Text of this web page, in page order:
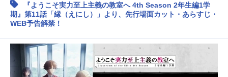
マンガ・ラノベ ゲーム・アプリ 音楽 コスプレ
2.5次元 配信・Vtuber
最新記事一覧
『ようこそ実力至上主義の教室へ 4th Season 2年生編1学
期』第11話「縁（えにし）」より、先行場面カット・あらすじ・
WEB予告解禁！